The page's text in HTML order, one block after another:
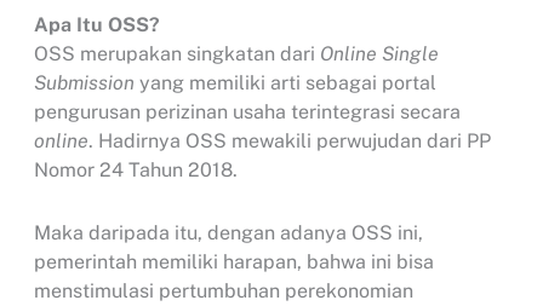
Apa Itu OSS?
OSS merupakan singkatan dari Online Single
Submission yang memiliki arti sebagai portal
pengurusan perizinan usaha terintegrasi secara
online. Hadirnya OSS mewakili perwujudan dari PP
Nomor 24 Tahun 2018.
Maka daripada itu, dengan adanya OSS ini,
pemerintah memiliki harapan, bahwa ini bisa
menstimulasi pertumbuhan perekonomian